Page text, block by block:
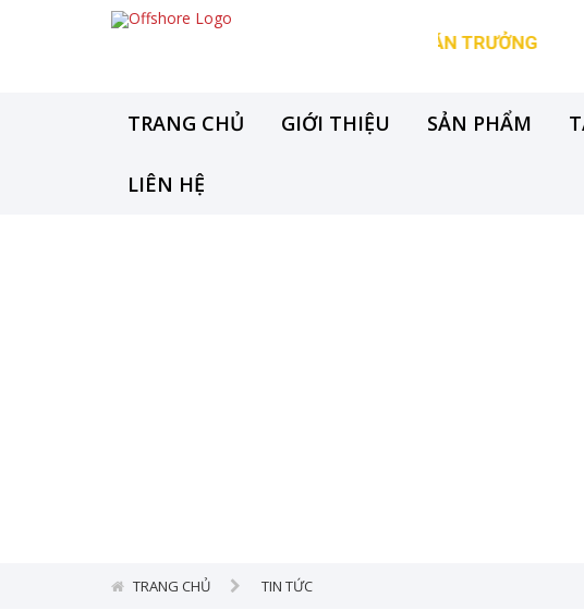
BÁO TUYỂN DỤNG LAO ĐỘNG - KẾ TOÁN TRƯỞNG
TRANG CHỦ GIỚI THIỆU SẢN PHẨM
LIÊN HỆ
TRANG CHỦ TIN TỨC